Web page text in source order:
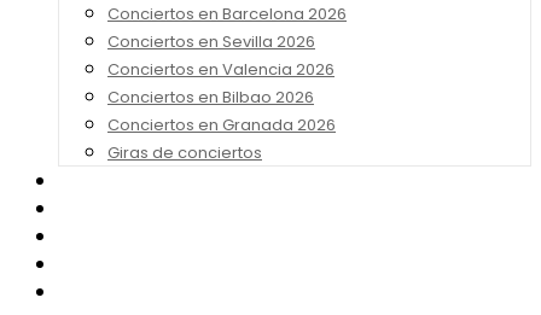
Conciertos en Barcelona 2026
Conciertos en Sevilla 2026
Conciertos en Valencia 2026
Conciertos en Bilbao 2026
Conciertos en Granada 2026
Giras de conciertos